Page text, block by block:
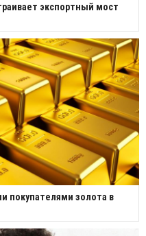
экспортный мост
покупателями золота в